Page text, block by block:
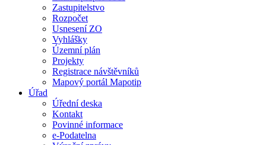
Zastupitelstvo
Rozpočet
Usnesení ZO
Vyhlášky
Územní plán
Projekty
Registrace návštěvníků
Mapový portál Mapotip
Úřad
Úřední deska
Kontakt
Povinné informace
e-Podatelna